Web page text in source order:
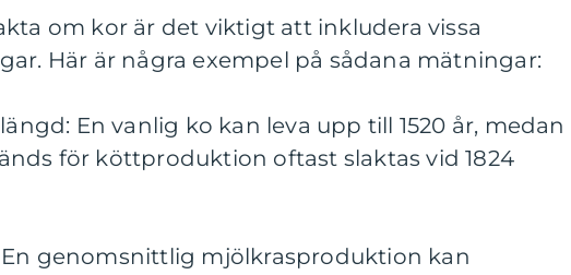
om kor är det viktigt att inkludera vissa
Här är några exempel på sådana mätningar:
En vanlig ko kan leva upp till 1520 år, medan
för köttproduktion oftast slaktas vid 1824
genomsnittlig mjölkrasproduktion kan